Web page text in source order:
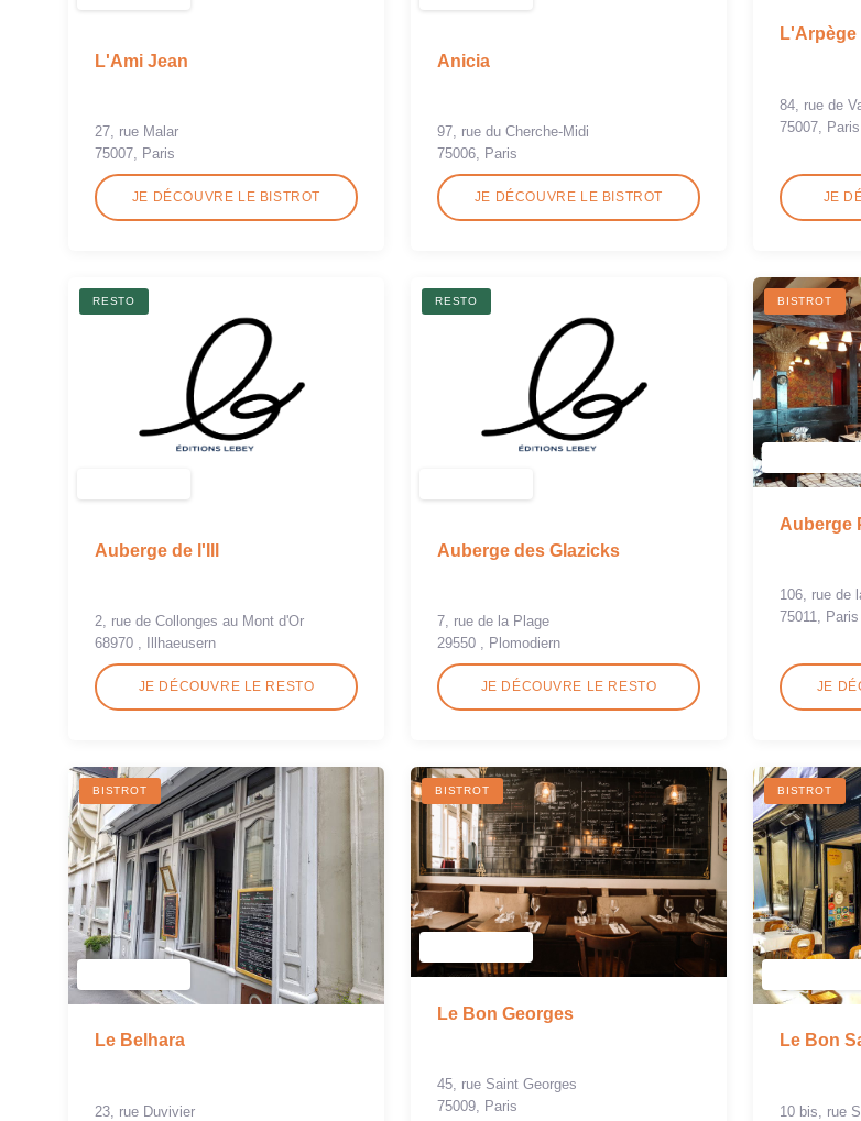
L'Ami Jean
27, rue Malar
75007, Paris
JE DÉCOUVRE LE BISTROT
Anicia
97, rue du Cherche-Midi
75006, Paris
JE DÉCOUVRE LE BISTROT
L'Arpège
84, rue de
75007, Paris
JE
RESTO
Auberge de l'Ill
2, rue de Collonges au Mont d'Or
68970 , Illhaeusern
JE DÉCOUVRE LE RESTO
RESTO
Auberge des Glazicks
7, rue de la Plage
29550 , Plomodiern
JE DÉCOUVRE LE RESTO
BISTROT
Auberge
106, rue de
75011, Paris
JE
BISTROT
Le Belhara
23, rue Duvivier
BISTROT
Le Bon Georges
45, rue Saint Georges
75009, Paris
BISTROT
Le Bon
10 bis, rue